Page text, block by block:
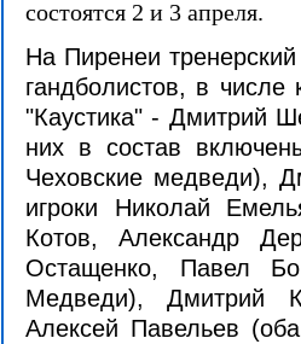
состоятся 2 и 3 апреля.
На Пиренеи
гандболистов, в числе
"Каустика" - Дмитрий
них в состав
Чеховские медведи),
игроки Николай
Котов, Александр
Остащенко, Павел
Медведи), Дмитрий
Алексей Павельев